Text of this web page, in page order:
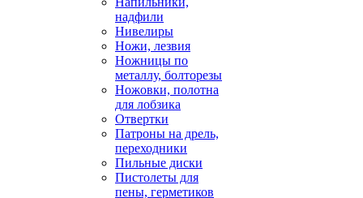
надфили
Нивелиры
Ножи, лезвия
Ножницы по
металлу, болторезы
Ножовки, полотна
для лобзика
Отвертки
Патроны на дрель,
переходники
Пильные диски
Пистолеты для
пены, герметиков